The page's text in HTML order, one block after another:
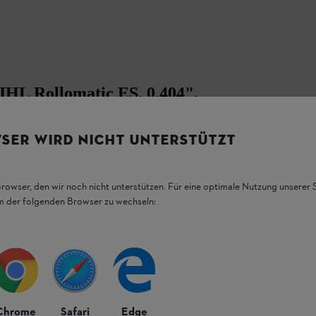
Rollomatic ES, 0,404",
șină deosebit de rigid și, prin urmare, oferă
în mod optim la nevoile profesioniștilor
MS 881. Potrivită pentru motoferăstraie
oferă un suport fiabil pentru lucrări
1,6 mm nu necesită întreținere. Acest
WIRD NICHT UNTERSTÜTZT
den wir noch nicht unterstützen. Für eine optimale Nutzung unserer
der folgenden Browser zu wechseln:
Safari Edge